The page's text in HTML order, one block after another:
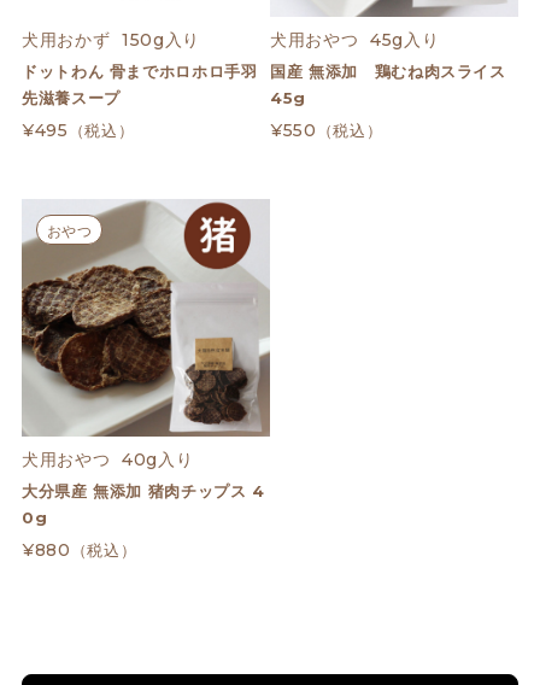
犬用おかず  150g入り
ドットわん 骨までホロホロ手羽
先滋養スープ
¥495 （税込）
犬用おやつ  45g入り
国産 無添加 鶏むね肉スライス
45g
¥550 （税込）
おやつ
犬用おやつ  40g入り
大分県産 無添加 猪肉チップス 4
0g
¥880 （税込）